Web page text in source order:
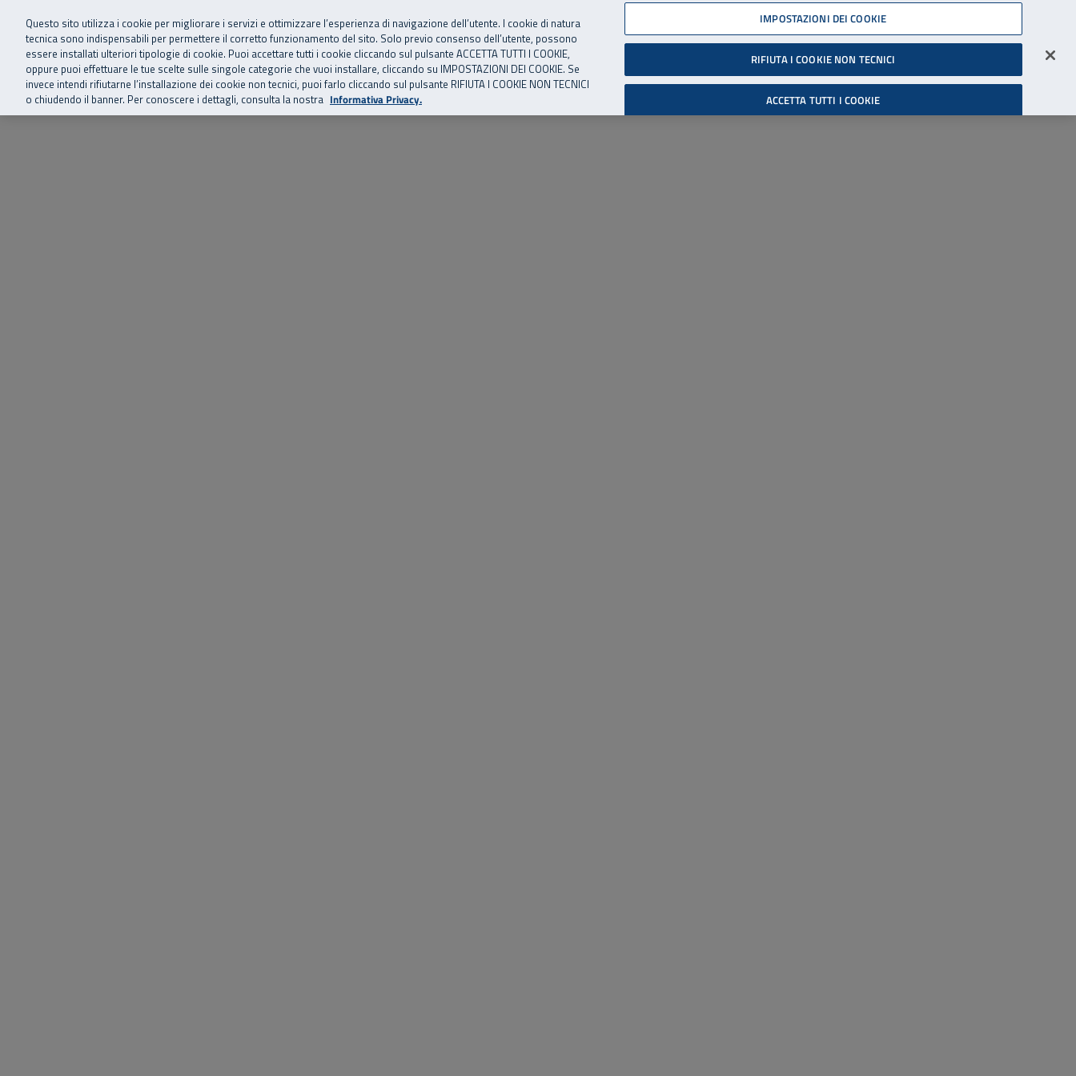
Vai al menu principale
Vai al contenuto principale
Vai al Footer 06 45539607
SuperAbile - il Contact Center Inail per il mondo della disabilità
Home Chi siamo Storie, news ed eventi Risorse utili Supporto Accessibilità
Cerca
Accedi all'area riservata
Questo sito utilizza i cookie per migliorare i servizi e ottimizzare l’esperienza di navigazione dell’utente. I cookie di natura
tecnica sono indispensabili per permettere il corretto funzionamento del sito. Solo previo consenso dell’utente, possono
essere installati ulteriori tipologie di cookie. Puoi accettare tutti i cookie cliccando sul pulsante ACCETTA TUTTI I COOKIE,
oppure puoi effettuare le tue scelte sulle singole categorie che vuoi installare, cliccando su IMPOSTAZIONI DEI COOKIE. Se
invece intendi rifiutarne l’installazione dei cookie non tecnici, puoi farlo cliccando sul pulsante RIFIUTA I COOKIE NON TECNICI
o chiudendo il banner. Per conoscere i dettagli, consulta la nostra Informativa Privacy.
IMPOSTAZIONI DEI COOKIE
RIFIUTA I COOKIE NON TECNICI
ACCETTA TUTTI I COOKIE